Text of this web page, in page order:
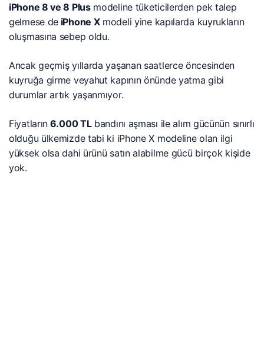
iPhone 8 ve 8 Plusmodeline tüketicilerden pek talep
gelmese de iPhone Xmodeli yine kapılarda kuyrukların
oluşmasına sebep oldu.
Ancak geçmiş yıllarda yaşanan saatlerce öncesinden
kuyruğa girme veyahut kapının önünde yatma gibi
durumlar artık yaşanmıyor.
Fiyatların 6.000 TLbandını aşması ile alım gücünün sınırlı
olduğu ülkemizde tabi ki iPhone X modeline olan ilgi
yüksek olsa dahi ürünü satın alabilme gücü birçok kişide
yok.